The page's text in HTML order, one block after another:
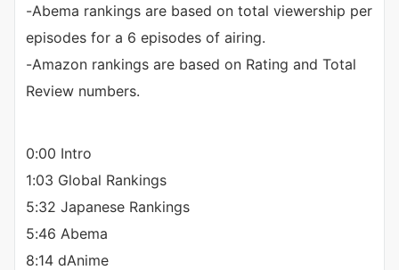
-Abema rankings are based on total viewership per
episodes for a 6 episodes of airing.
-Amazon rankings are based on Rating and Total
Review numbers.
0:00 Intro
1:03 Global Rankings
5:32 Japanese Rankings
5:46 Abema
8:14 dAnime